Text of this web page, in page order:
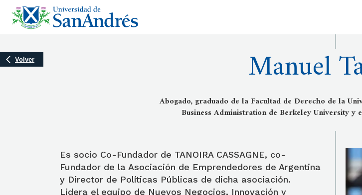
Volver Manuel
Abogado, graduado de la Facultad de Derecho de la
Business Administration de Berkeley University y
Es socio Co-Fundador de TANOIRA CASSAGNE, co-
Fundador de la Asociación de Emprendedores de Argentina
y Director de Políticas Públicas de dicha asociación.
Lidera el equipo de Nuevos Negocios, Innovación y